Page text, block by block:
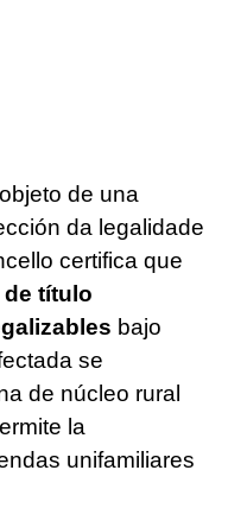
de una
da legalidade
certifica que
título
bajo
se
de núcleo rural
la
unifamiliares